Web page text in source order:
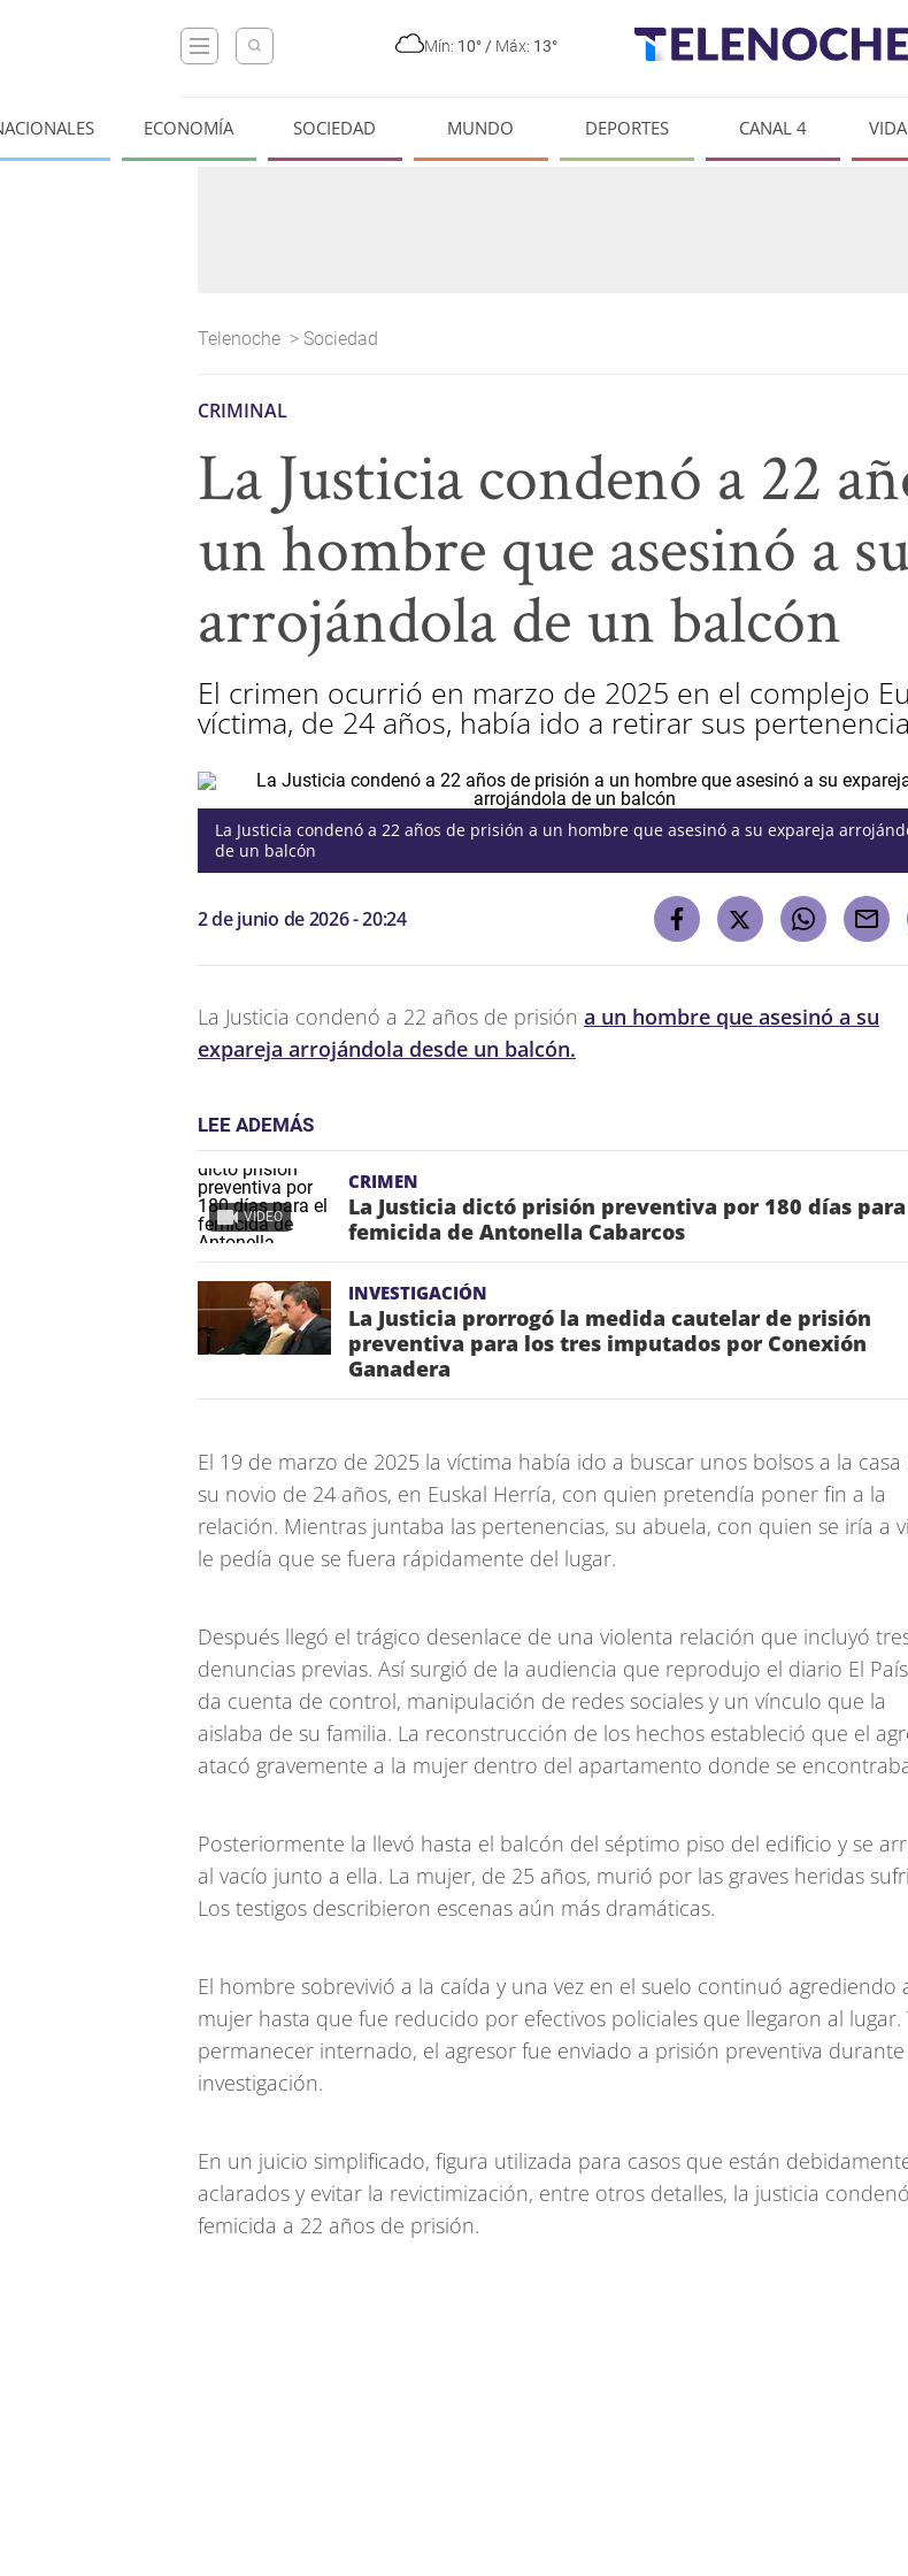
Mín: 10° / Máx: 13°
ECONOMÍA SOCIEDAD MUNDO DEPORTES CANAL 4
Telenoche > Sociedad
CRIMINAL
La Justicia condenó a 22
un hombre que asesinó a
arrojándola de un balcón
El crimen ocurrió en marzo de 2025 en el complejo
víctima, de 24 años, había ido a retirar sus
La Justicia condenó a 22 años de prisión a un hombre que asesinó a su expareja
de un balcón
2 de junio de 2026 - 20:24
La Justicia condenó a 22 años de prisión a un hombre que asesinó a su
expareja arrojándola desde un balcón.
LEE ADEMÁS
VIDEO
CRIMEN
La Justicia dictó prisión preventiva por 180 días
femicida de Antonella Cabarcos
INVESTIGACIÓN
La Justicia prorrogó la medida cautelar de prisión
preventiva para los tres imputados por Conexión
Ganadera
El 19 de marzo de 2025 la víctima había ido a buscar unos bolsos a la casa
su novio de 24 años, en Euskal Herría, con quien pretendía poner fin a la
relación. Mientras juntaba las pertenencias, su abuela, con quien se iría a
le pedía que se fuera rápidamente del lugar.
Después llegó el trágico desenlace de una violenta relación que incluyó
denuncias previas. Así surgió de la audiencia que reprodujo el diario El
da cuenta de control, manipulación de redes sociales y un vínculo que la
aislaba de su familia. La reconstrucción de los hechos estableció que el
atacó gravemente a la mujer dentro del apartamento donde se
Posteriormente la llevó hasta el balcón del séptimo piso del edificio y se
al vacío junto a ella. La mujer, de 25 años, murió por las graves heridas
Los testigos describieron escenas aún más dramáticas.
El hombre sobrevivió a la caída y una vez en el suelo continuó agrediendo
mujer hasta que fue reducido por efectivos policiales que llegaron al lugar.
permanecer internado, el agresor fue enviado a prisión preventiva durante
investigación.
En un juicio simplificado, figura utilizada para casos que están
aclarados y evitar la revictimización, entre otros detalles, la justicia
femicida a 22 años de prisión.